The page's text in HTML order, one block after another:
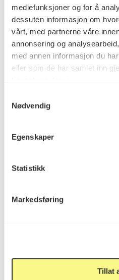
mediefunksjoner og for å
dessuten informasjon om
vårt, med partnerne våre
annonsering og
med annen informasjon du
eller som de har samlet inn
Nødvendig
Egenskaper
Statistikk
Markedsføring
Tillat
Postboks 6994
St. Olavs plass
0130 Oslo
post@koro.no
Victoria Terrasse 11
0251 Oslo
Viktig